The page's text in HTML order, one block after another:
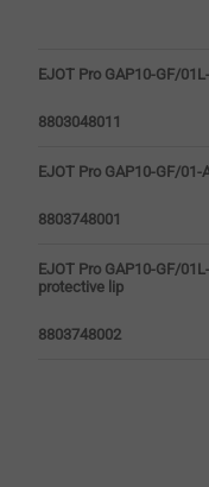
EJOT Pro GAP10-GF/
8803048011
EJOT Pro GAP10-GF/
8803748001
EJOT Pro GAP10-GF/
protective lip
8803748002